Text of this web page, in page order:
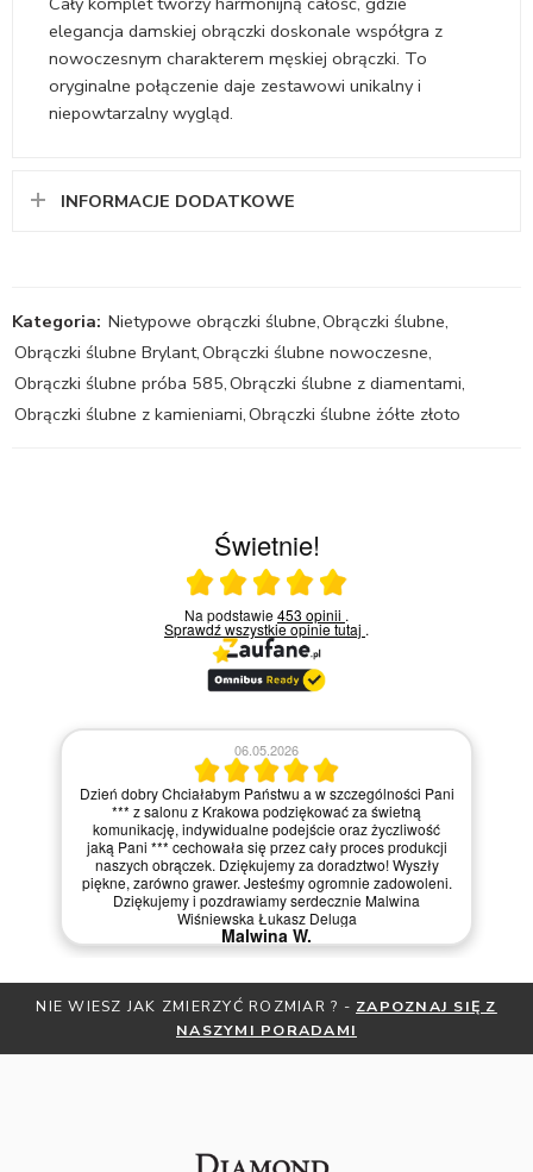
elegancja damskiej obrączki doskonale współgra z
nowoczesnym charakterem męskiej obrączki. To
oryginalne połączenie daje zestawowi unikalny i
niepowtarzalny wygląd.
INFORMACJE DODATKOWE
Kategoria: Nietypowe obrączki ślubne,Obrączki ślubne,
Obrączki ślubne Brylant,Obrączki ślubne nowoczesne,
Obrączki ślubne próba 585,Obrączki ślubne z diamentami,
Obrączki ślubne z kamieniami,Obrączki ślubne żółte złoto
Świetnie!
Ocena średnia 5 na 5
Na podstawie453 opinii .
Sprawdź wszystkie opinietutaj .
06.05.2026
Dzień dobry Chciałabym Państwu a w szczególności Pani
*** z salonu z Krakowa podziękować za świetną
komunikację, indywidualne podejście oraz życzliwość
jaką Pani *** cechowała się przez cały proces produkcji
naszych obrączek. Dziękujemy za doradztwo! Wyszły
piękne, zarówno grawer. Jesteśmy ogromnie zadowoleni.
Dziękujemy i pozdrawiamy serdecznie Malwina
Wiśniewska Łukasz Deluga
Malwina W.
ZMIERZYĆ ROZMIAR ? -ZAPOZNAJ SIĘ Z
NASZYMI PORADAMI
OTRZYMAJ